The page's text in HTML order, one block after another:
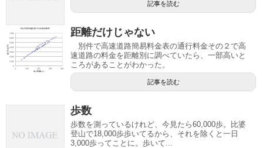
記事を読む
距離だけじゃない
別件で高速道路簡易料金表の通行料金その２で高
速道路の料金を距離別に調べていたら、一部高いと
ころがあることがわかった。
記事を読む
歩数
歩数を測っているけれど、今見たら60,000歩。比婆
登山で18,000歩歩いてるから、それを除くと一日
3,000歩ってことに。歩いて...